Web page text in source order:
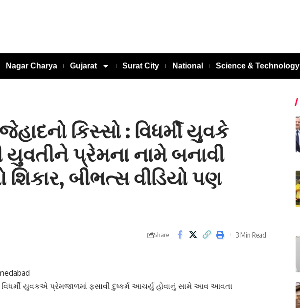
Nagar Charya Gujarat Surat City National Science & Technology
કિસ્સો : વિધર્મી યુવકે
યુવતીને પ્રેમના નામે બનાવી
શિકાર, બીભત્સ વીડિયો પણ
Share 3 Min Read
વિધર્મી યુવકએ પ્રેમજાળમાં ફસાવી દુષ્કર્મ આચર્યું હોવાનું સામે આવ આવતા